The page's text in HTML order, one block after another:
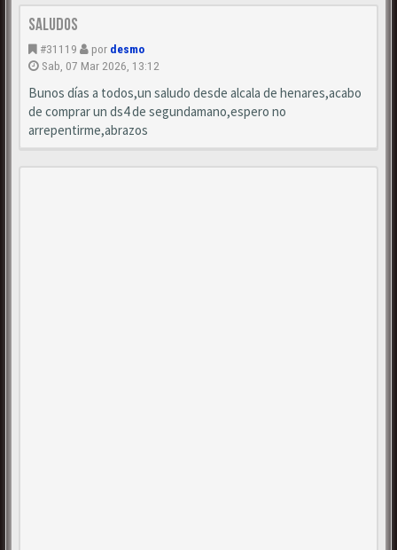
saludos
#31119 por desmo
Sab, 07 Mar 2026, 13:12
Bunos días a todos,un saludo desde alcala de henares,acabo
de comprar un ds4 de segundamano,espero no
arrepentirme,abrazos